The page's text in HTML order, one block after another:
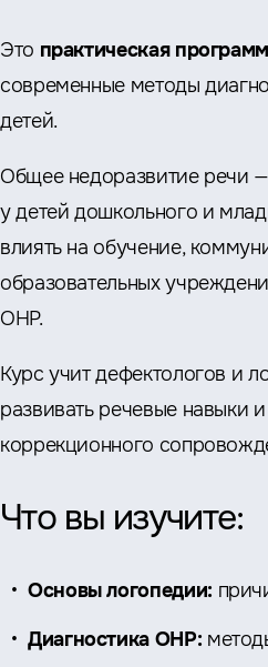
Это практическая
современные методы
детей.
Общее недоразвитие речи
у детей дошкольного и
влиять на обучение,
образовательных
ОНР.
Курс учит дефектологов и
развивать речевые навыки
коррекционного
Что вы изучите:
Основы логопедии:
Диагностика ОНР: